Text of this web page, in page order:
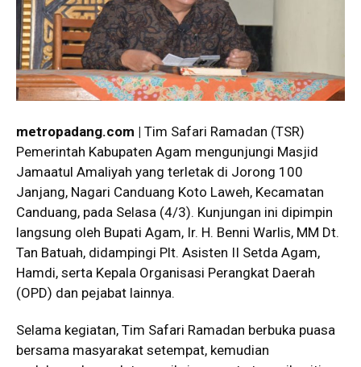
metropadang.com | Tim Safari Ramadan (TSR)
Pemerintah Kabupaten Agam mengunjungi Masjid
Jamaatul Amaliyah yang terletak di Jorong 100
Janjang, Nagari Canduang Koto Laweh, Kecamatan
Canduang, pada Selasa (4/3). Kunjungan ini dipimpin
langsung oleh Bupati Agam, Ir. H. Benni Warlis, MM Dt.
Tan Batuah, didampingi Plt. Asisten II Setda Agam,
Hamdi, serta Kepala Organisasi Perangkat Daerah
(OPD) dan pejabat lainnya.
Selama kegiatan, Tim Safari Ramadan berbuka puasa
bersama masyarakat setempat, kemudian